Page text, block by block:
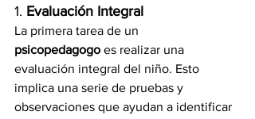
1. Evaluación Integral
La primera tarea de un
psicopedagogo es realizar una
evaluación integral del niño. Esto
implica una serie de pruebas y
observaciones que ayudan a identificar